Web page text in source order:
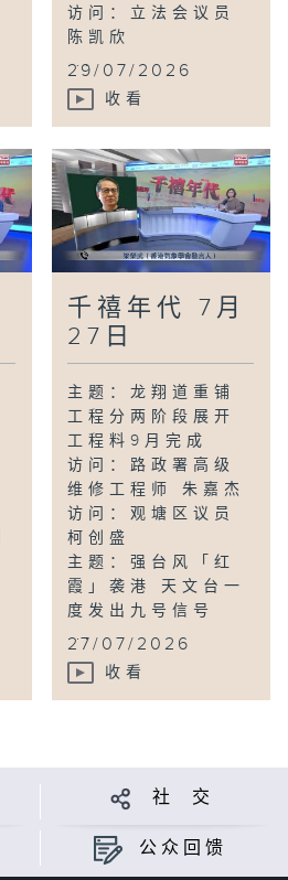
访问：立法会议员
陈凯欣
...
29/07/2026
收看
千禧年代 7月
27日
主题：龙翔道重铺
工程分两阶段展开
工程料9月完成
访问：路政署高级
维修工程师 朱嘉杰
访问：观塘区议员
柯创盛
主题：强台风「红
霞」袭港 天文台一
度发出九号信号
...
27/07/2026
收看
社 交
公众回馈